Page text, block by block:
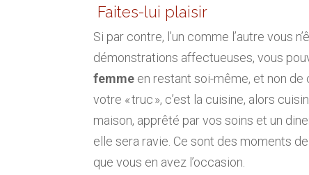
Faites-lui plaisir
Si par contre, l’un comme l’autre vous
démonstrations affectueuses, vous
femme en restant soi-même, et non de
votre « truc », c’est la cuisine, alors
maison, apprêté par vos soins et un
elle sera ravie. Ce sont des moments
que vous en avez l’occasion.